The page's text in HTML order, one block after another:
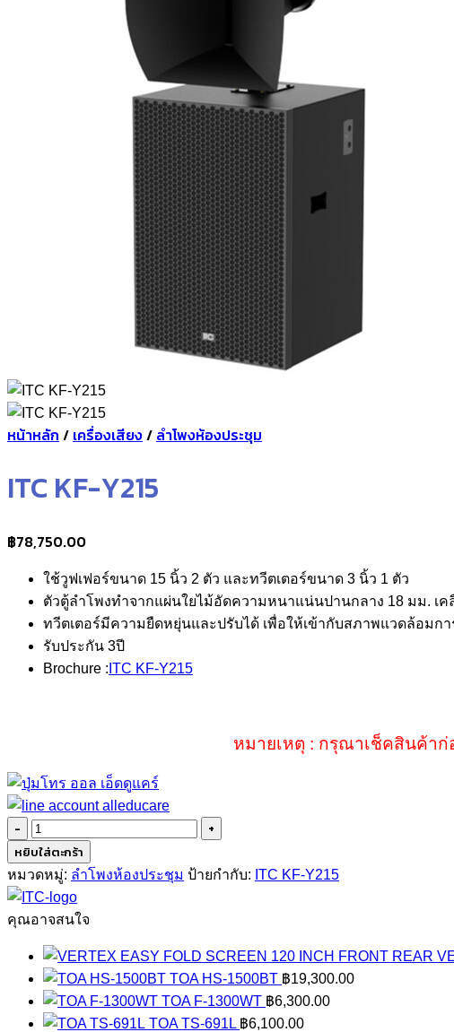
หน้าหลัก / เครื่องเสียง/ ลำโพงห้องประชุม
ITC KF-Y215
฿78,750.00
ใช้วูฟเฟอร์ขนาด 15 นิ้ว 2 ตัว และทวีตเตอร์ขนาด 3 นิ้ว 1 ตัว
ตัวตู้ลำโพงทำจากแผ่นใยไม้อัดความหนาแน่นปานกลาง 18 มม. เ
ทวีตเตอร์มีความยืดหยุ่นและปรับได้ เพื่อให้เข้ากับสภาพแวดล้อม
รับประกัน 3ปี
Brochure : ITC KF-Y215
หมายเหตุ : กรุณาเช็คสินค้าก่
จำนวน
ITC
KF-
Y215
ชิ้น
หยิบใส่ตะกร้า
หมวดหมู่: ลำโพงห้องประชุม ป้ายกำกับ: ITC KF-Y215
คุณอาจสนใจ
TOA HS-1500BT ฿19,300.00
TOA F-1300WT ฿6,300.00
TOA TS-691L ฿6,100.00